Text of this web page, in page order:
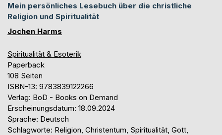
Mein persönliches Lesebuch über die christliche
Religion und Spiritualität
Jochen Harms
Spiritualität & Esoterik
Paperback
108 Seiten
ISBN-13: 9783839122266
Verlag: BoD - Books on Demand
Erscheinungsdatum: 18.09.2024
Sprache: Deutsch
Schlagworte: Religion, Christentum, Spiritualität, Gott,